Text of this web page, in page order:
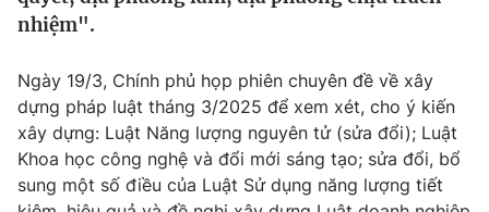
Câu chuyện quốc tế
Tài chính
Góc doanh nghiệp
Dữ liệu và đời sống
Truyền hình
Phim VTV
Hậu trường
Giải trí
Điện ảnh
nhiệm".
Ngày 19/3, Chính phủ họp phiên chuyên đề về xây
dựng pháp luật tháng 3/2025 để xem xét, cho ý kiến
xây dựng: Luật Năng lượng nguyên tử (sửa đổi); Luật
Khoa học công nghệ và đổi mới sáng tạo; sửa đổi, bổ
sung một số điều của Luật Sử dụng năng lượng tiết